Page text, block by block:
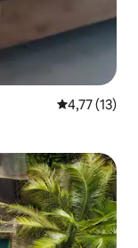
Évaluation
4,77 (13)